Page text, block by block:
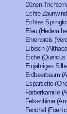
Dünen-
Echte
Echtes
Efeu (Hedera
Ehrenpreis
Eibisch
Eiche
Einjähriges
Erdbeerbaum
Esparsette
Färberkamille
Felsenbirne
Fenchel